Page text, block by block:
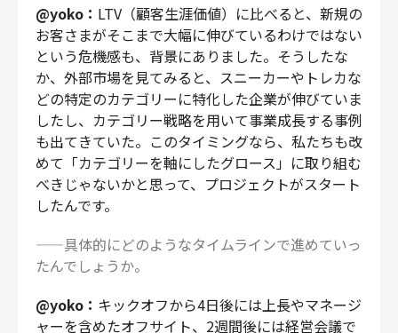
@yoko： LTV（顧客生涯価値）に比べると、新規の
お客さまがそこまで大幅に伸びているわけではない
という危機感も、背景にありました。そうしたな
か、外部市場を見てみると、スニーカーやトレカな
どの特定のカテゴリーに特化した企業が伸びていま
したし、カテゴリー戦略を用いて事業成長する事例
も出てきていた。このタイミングなら、私たちも改
めて「カテゴリーを軸にしたグロース」に取り組む
べきじゃないかと思って、プロジェクトがスタート
したんです。
——具体的にどのようなタイムラインで進めていっ
たんでしょうか。
@yoko： キックオフから4日後には上長やマネージ
ャーを含めたオフサイト、2週間後には経営会議で